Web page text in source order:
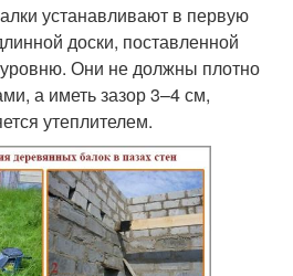
устанавливают в первую
доски, поставленной
Они не должны плотно
а иметь зазор 3–4 см,
утеплителем.